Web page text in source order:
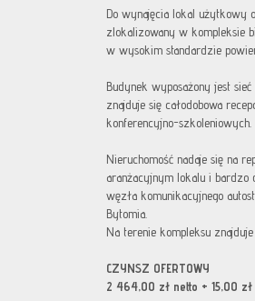
Do wynajęcia lokal użytkowy
zlokalizowany w kompleksie
w wysokim standardzie
Budynek wyposażony jest
znajduje się całodobowa
konferencyjno-szkoleniowych.
Nieruchomość nadaje się na
aranżacyjnym lokalu i bardzo
węzła komunikacyjnego
Bytomia.
Na terenie kompleksu
CZYNSZ OFERTOWY
2 464,00 zł netto + 15,00